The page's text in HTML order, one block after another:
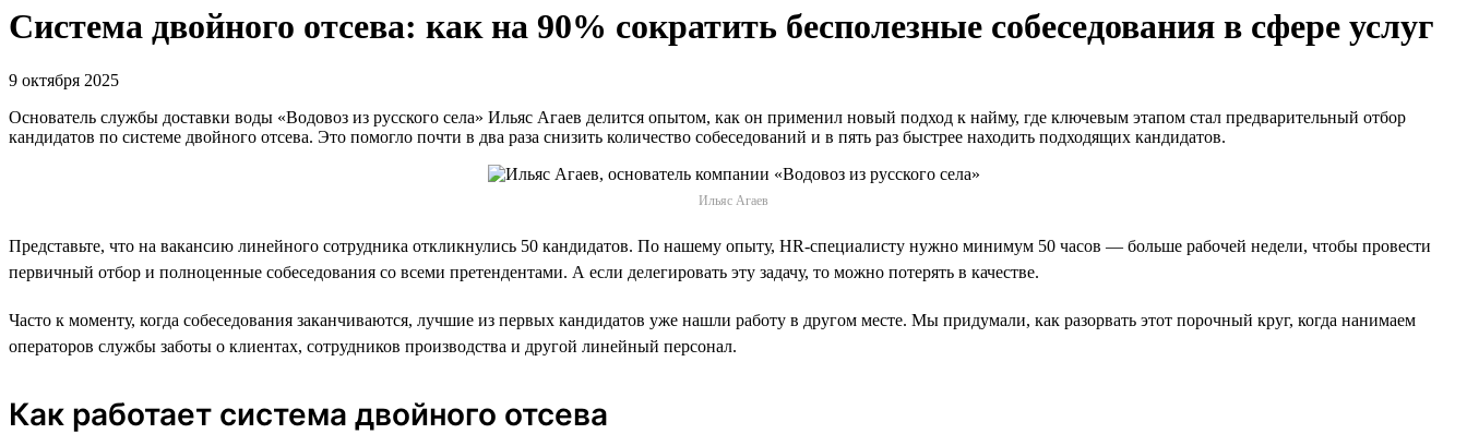
Система двойного отсева: как на 90% сократить бесполезные собеседования в сфере услуг
9 октября 2025
Основатель службы доставки воды «Водовоз из русского села» Ильяс Агаев делится опытом, как он применил новый подход к найму, где ключевым этапом стал предварительный отбор
кандидатов по системе двойного отсева. Это помогло почти в два раза снизить количество собеседований и в пять раз быстрее находить подходящих кандидатов.
Ильяс Агаев
Представьте, что на вакансию линейного сотрудника откликнулись 50 кандидатов. По нашему опыту, HR-специалисту нужно минимум 50 часов — больше рабочей недели, чтобы провести
первичный отбор и полноценные собеседования со всеми претендентами. А если делегировать эту задачу, то можно потерять в качестве.
Часто к моменту, когда собеседования заканчиваются, лучшие из первых кандидатов уже нашли работу в другом месте. Мы придумали, как разорвать этот порочный круг, когда нанимаем
операторов службы заботы о клиентах, сотрудников производства и другой линейный персонал.
Как работает система двойного отсева